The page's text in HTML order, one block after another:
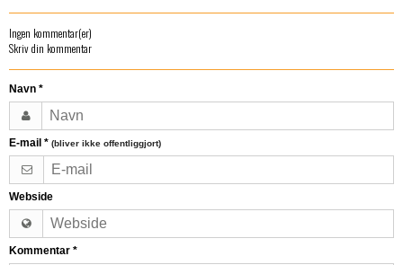
Ingen kommentar(er)
Skriv din kommentar
Navn *
E-mail * (bliver ikke offentliggjort)
Webside
Kommentar *